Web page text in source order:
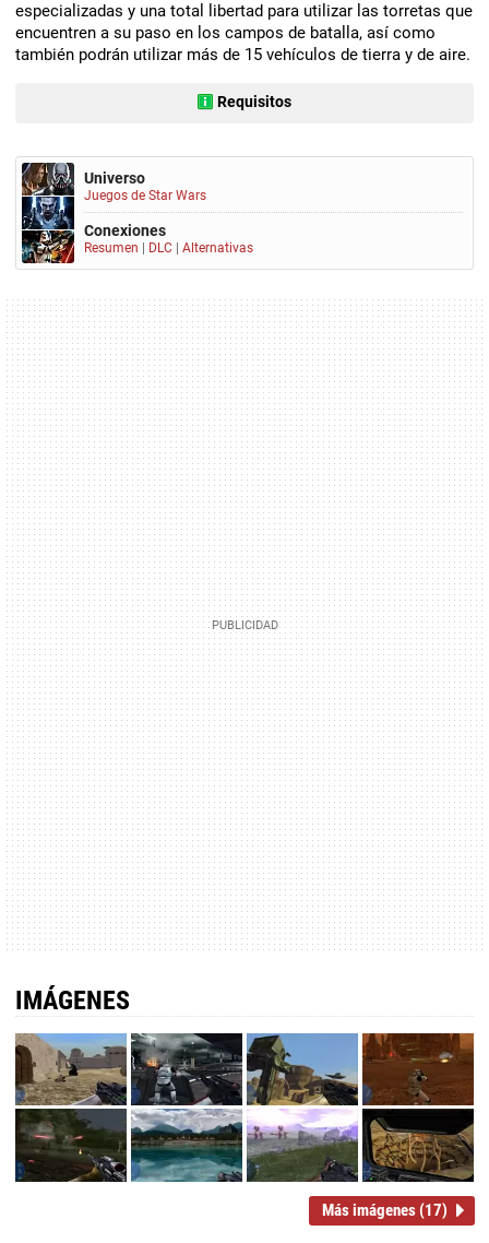
especializadas y una total libertad para utilizar las torretas que
encuentren a su paso en los campos de batalla, así como
también podrán utilizar más de 15 vehículos de tierra y de aire.
Requisitos
Universo
Juegos de Star Wars
Conexiones
Resumen DLC Alternativas
IMÁGENES
Más imágenes (17)